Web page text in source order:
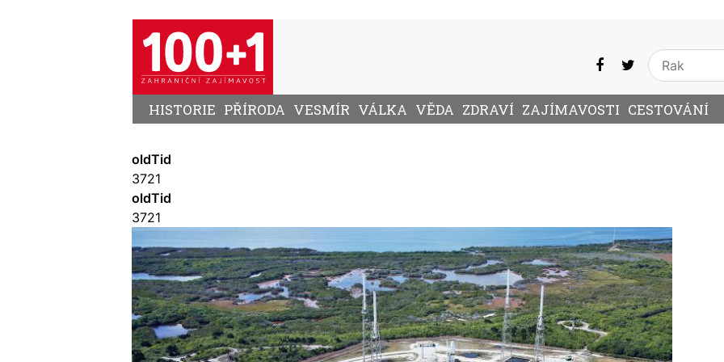
HISTORIE PŘÍRODA VESMÍR VÁLKA VĚDA ZDRAVÍ ZAJÍMAVOSTI CESTOVÁNÍ
oldTid
3721
oldTid
3721
Image